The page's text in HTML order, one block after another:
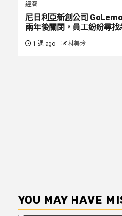
經濟
尼日利亞新創公司
兩年後關閉，員工紛紛尋找
1 週 ago 林美玲
YOU MAY HAVE